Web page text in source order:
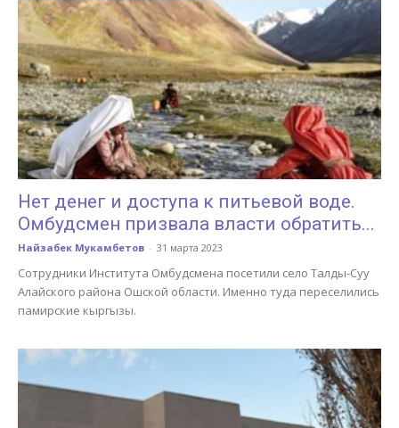
Нет денег и доступа к питьевой воде.
Омбудсмен призвала власти обратить...
Найзабек Мукамбетов - 31 марта 2023
Сотрудники Института Омбудсмена посетили село Талды-Суу
Алайского района Ошской области. Именно туда переселились
памирские кыргызы.